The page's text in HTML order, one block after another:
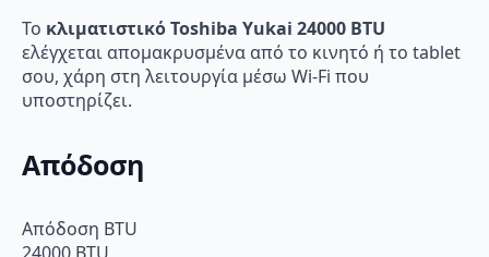
Το κλιματιστικό Toshiba Yukai 24000 BTU
ελέγχεται απομακρυσμένα από το κινητό ή το tablet
σου, χάρη στη λειτουργία μέσω Wi-Fi που
υποστηρίζει.
Απόδοση
Απόδοση BTU